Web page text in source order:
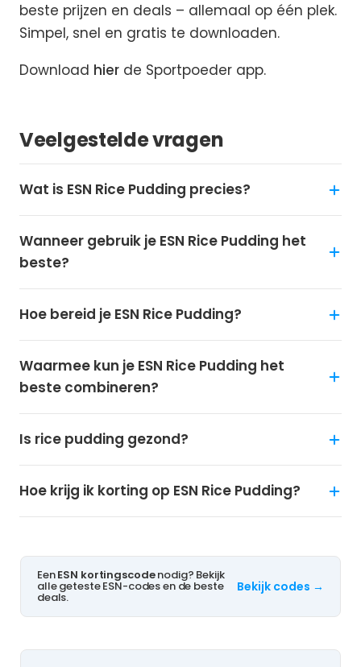
beste prijzen en deals – allemaal op één plek.
Simpel, snel en gratis te downloaden.
Download hier de Sportpoeder app.
Veelgestelde vragen
Wat is ESN Rice Pudding precies?
Wanneer gebruik je ESN Rice Pudding het
beste?
Hoe bereid je ESN Rice Pudding?
Waarmee kun je ESN Rice Pudding het
beste combineren?
Is rice pudding gezond?
Hoe krijg ik korting op ESN Rice Pudding?
EenESN kortingscodenodig? Bekijk
alle geteste ESN-codes en de beste
deals.
Bekijk codes →